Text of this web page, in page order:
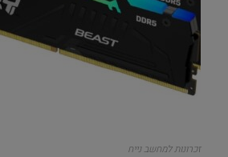
זכרונות למחשב נייח